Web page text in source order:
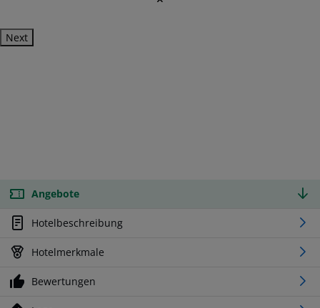
Next
Angebote
Hotelbeschreibung
Hotelmerkmale
Bewertungen